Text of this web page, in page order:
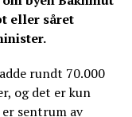
eller såret
rundt 70.000
og det er kun
sentrum av